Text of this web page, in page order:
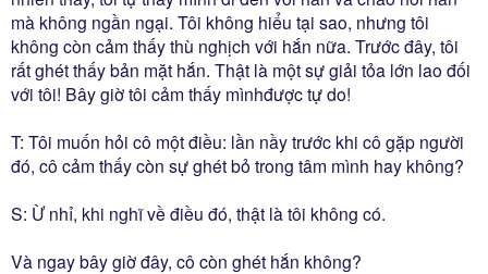
mà không ngần ngại. Tôi không hiểu tại sao, nhưng tôi
không còn cảm thấy thù nghịch với hắn nữa. Trước đây, tôi
rất ghét thấy bản mặt hắn. Thật là một sự giải tỏa lớn lao đối
với tôi! Bây giờ tôi cảm thấy mìnhđược tự do!
T: Tôi muốn hỏi cô một điều: lần nầy trước khi cô gặp người
đó, cô cảm thấy còn sự ghét bỏ trong tâm mình hay không?
S: Ừ nhỉ, khi nghĩ về điều đó, thật là tôi không có.
Và ngay bây giờ đây, cô còn ghét hắn không?